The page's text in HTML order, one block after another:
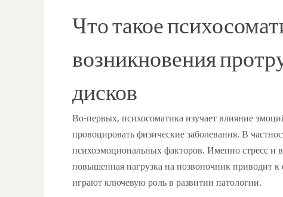
Что такое
возникновения
дисков
Во-первых, психосоматика изучает влияние
провоцировать физические заболевания. В
психоэмоциональных факторов. Именно стресс
повышенная нагрузка на позвоночник приводит
играют ключевую роль в развитии патологии.